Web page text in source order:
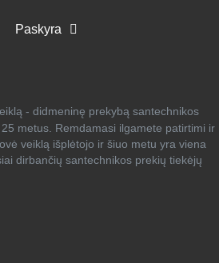
Paskyra
- didmeninę prekybą santechnikos
metus. Remdamasi ilgamete patirtimi ir
veiklą išplėtojo ir šiuo metu yra viena
dirbančių santechnikos prekių tiekėjų